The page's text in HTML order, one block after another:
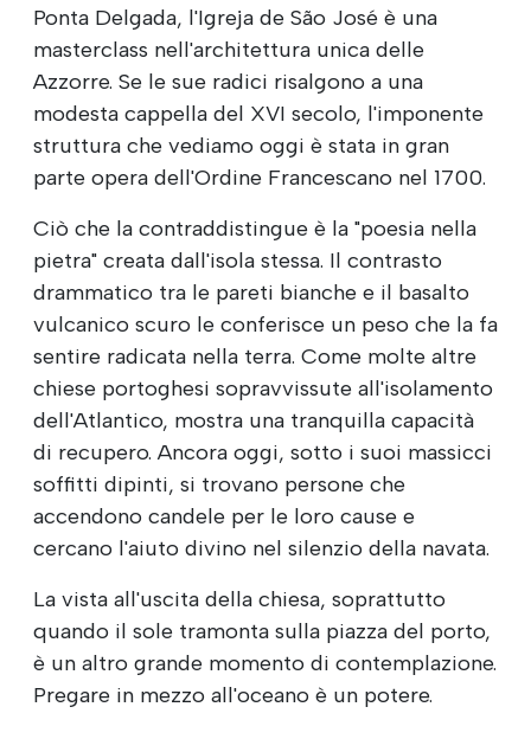
Ponta Delgada, l'Igreja de São José è una
masterclass nell'architettura unica delle
Azzorre. Se le sue radici risalgono a una
modesta cappella del XVI secolo, l'imponente
struttura che vediamo oggi è stata in gran
parte opera dell'Ordine Francescano nel 1700.
Ciò che la contraddistingue è la "poesia nella
pietra" creata dall'isola stessa. Il contrasto
drammatico tra le pareti bianche e il basalto
vulcanico scuro le conferisce un peso che la fa
sentire radicata nella terra. Come molte altre
chiese portoghesi sopravvissute all'isolamento
dell'Atlantico, mostra una tranquilla capacità
di recupero. Ancora oggi, sotto i suoi massicci
soffitti dipinti, si trovano persone che
accendono candele per le loro cause e
cercano l'aiuto divino nel silenzio della navata.
La vista all'uscita della chiesa, soprattutto
quando il sole tramonta sulla piazza del porto,
è un altro grande momento di contemplazione.
Pregare in mezzo all'oceano è un potere.